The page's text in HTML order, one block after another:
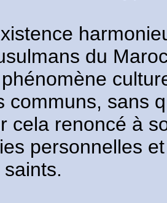
du
communs, sans
cela renoncé à
personnelles